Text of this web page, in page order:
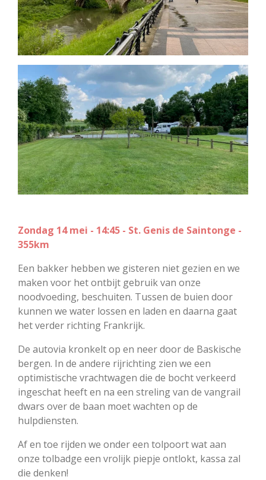
Zondag 14 mei - 14:45 - St. Genis de Saintonge -
355km
Een bakker hebben we gisteren niet gezien en we
maken voor het ontbijt gebruik van onze
noodvoeding, beschuiten. Tussen de buien door
kunnen we water lossen en laden en daarna gaat
het verder richting Frankrijk.
De autovia kronkelt op en neer door de Baskische
bergen. In de andere rijrichting zien we een
optimistische vrachtwagen die de bocht verkeerd
ingeschat heeft en na een streling van de vangrail
dwars over de baan moet wachten op de
hulpdiensten.
Af en toe rijden we onder een tolpoort wat aan
onze tolbadge een vrolijk piepje ontlokt, kassa zal
die denken!